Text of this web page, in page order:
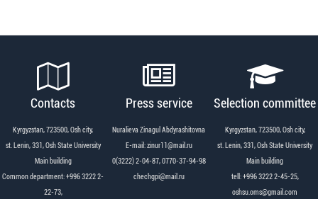
Contacts
Kyrgyzstan, 723500, Osh city,
st. Lenin, 331, Osh State University
Main building
Common department: +996 3222 2-
22-73,
Press service
Nuralieva Zinagul Abdyrashitovna
Е-mail: zinur11@mail.ru
0(3222) 2-04-87, 0770-37-94-98
chechgpi@mail.ru
Selection committee
Kyrgyzstan, 723500, Osh city,
st. Lenin, 331, Osh State University
Main building
tell: +996 3222 2-45-25,
oshsu.oms@gmail.com